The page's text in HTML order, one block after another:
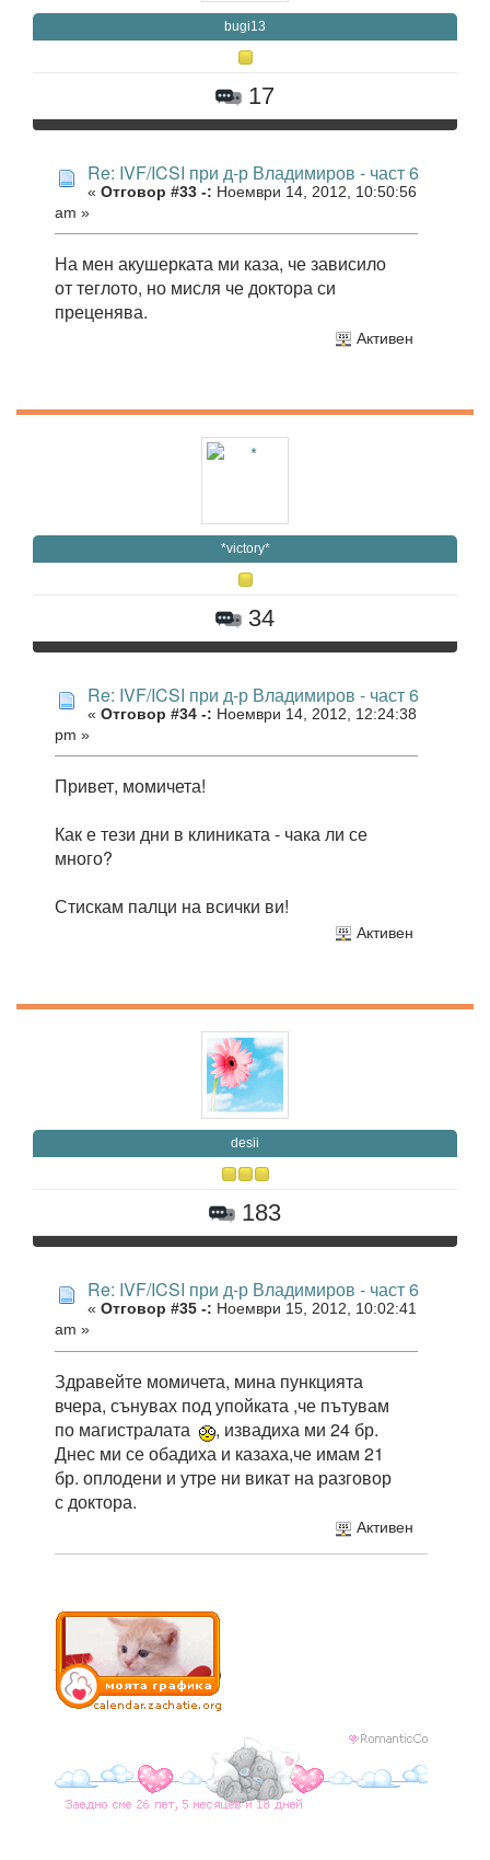
bugi13
17
Re: IVF/ICSI при д-р Владимиров - част 6
« Отговор #33 -: Ноември 14, 2012, 10:50:56
am »
На мен акушерката ми каза, че зависило
от теглото, но мисля че доктора си
преценява.
Активен
*victory*
34
Re: IVF/ICSI при д-р Владимиров - част 6
« Отговор #34 -: Ноември 14, 2012, 12:24:38
pm »
Привет, момичета!
Как е тези дни в клиниката - чака ли се
много?
Стискам палци на всички ви!
Активен
desii
183
Re: IVF/ICSI при д-р Владимиров - част 6
« Отговор #35 -: Ноември 15, 2012, 10:02:41
am »
Здравейте момичета, мина пункцията
вчера, сънувах под упойката ,че пътувам
по магистралата
, извадиха ми 24 бр.
Днес ми се обадиха и казаха,че имам 21
бр. оплодени и утре ни викат на разговор
с доктора.
Активен